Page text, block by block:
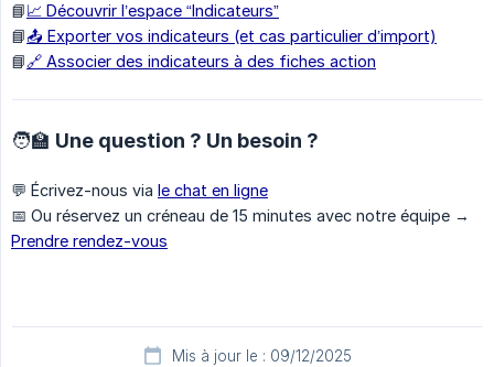
📘📈 Découvrir l’espace “Indicateurs”
📘📤 Exporter vos indicateurs (et cas particulier d’import)
📘🔗 Associer des indicateurs à des fiches action
🧑‍🏫 Une question ? Un besoin ?
💬 Écrivez-nous via le chat en ligne
📅 Ou réservez un créneau de 15 minutes avec notre équipe →
Prendre rendez-vous
Mis à jour le : 09/12/2025